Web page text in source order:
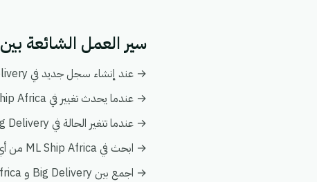
سير العمل الشائعة بين Big Delivery و ML Ship Africa
→ عند إنشاء سجل جديد في Big Delivery، قم بإنشاء أو تحديث السجل المطابق تلقائياً في ML Ship Africa.
→ عندما يحدث تغيير في ML Ship Africa، قم بدفع التحديث إلى Big Delivery ليبقى كلا النظامين متزامنين.
→ عندما تتغير الحالة في Big Delivery، قم بإخطار فريقك وبتفعيل إجراء متابعة في ML Ship Africa.
→ ابحث في ML Ship Africa من أي أتمتة على Big Delivery لإثراء البيانات فورياً دون الحاجة إلى عمليات بحث يدوية.
→ اجمع بين Big Delivery و ML Ship Africa في عرض عميل واحد ضمن تحليلات eGrow لتبقى التقارير موحدة.